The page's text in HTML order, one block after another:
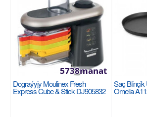
Halananlara goş
Dograýyjy Moulinex Fresh
Express Cube & Stick DJ905832
5738manat
Saç
Ornella